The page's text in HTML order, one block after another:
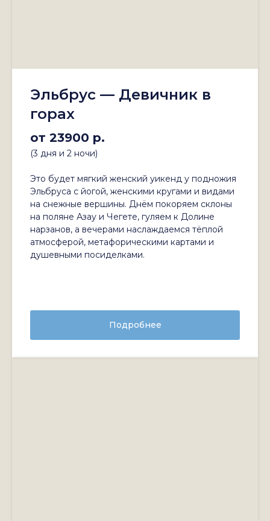
Эльбрус — Девичник в
горах
от 23900 р.
(3 дня и 2 ночи)
Это будет мягкий женский уикенд у подножия
Эльбруса с йогой, женскими кругами и видами
на снежные вершины. Днём покоряем склоны
на поляне Азау и Чегете, гуляем к Долине
нарзанов, а вечерами наслаждаемся тёплой
атмосферой, метафорическими картами и
душевными посиделками.
Подробнее